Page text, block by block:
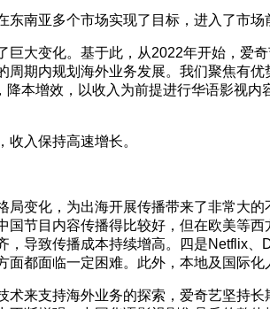
南亚多个市场实现了目标，进入了市场
大变化。基于此，从2022年开始，爱
期内规划海外业务发展。我们聚焦有
本增效，以收入为前提进行华语影视
入保持高速增长。
变化，为出海开展传播带来了非常大
节目内容传播得比较好，但在欧美等
导致传播成本持续增高。四是Netflix
都面临一定困难。此外，本地及国际化
来支持海外业务的探索，爱奇艺坚持